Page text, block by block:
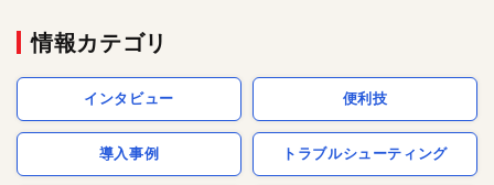
情報カテゴリ
インタビュー 便利技
導入事例 トラブルシューティング